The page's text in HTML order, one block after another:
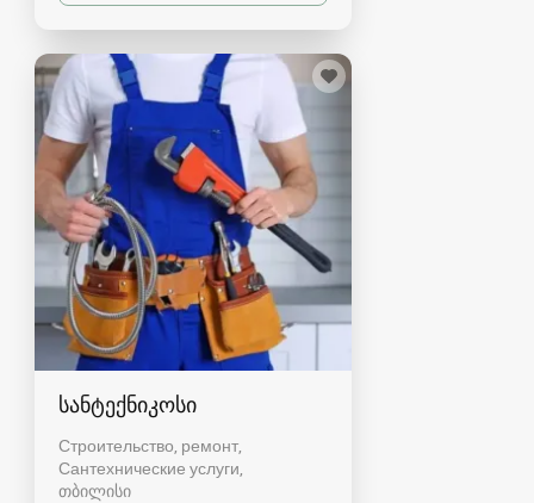
სანტექნიკოსი
Строительство, ремонт,
Сантехнические услуги
თბილისი